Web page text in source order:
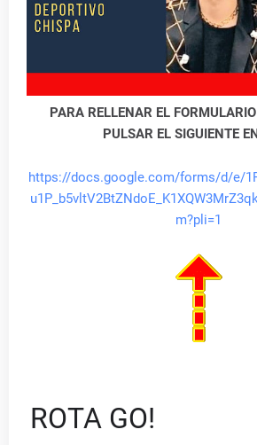
PARA RELLENAR EL
PULSAR EL SIGUIENTE
https://docs.google.com/forms/d/e/
m?pli=1
ROTA GO!